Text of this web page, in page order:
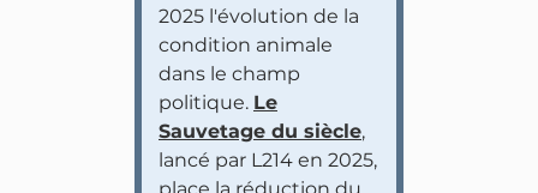
2025 l'évolution de la
condition animale
dans le champ
politique. Le
Sauvetage du siècle,
lancé par L214 en 2025,